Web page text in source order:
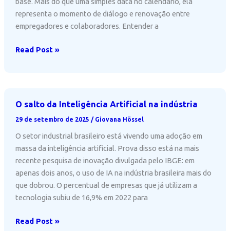
meio
ambiente
representa o momento de diálogo e renovação entre
empregadores e colaboradores. Entender a
Data-
das
relações
de
trabalho
Read Post »
O salto da Inteligência Artificial na indústria
29 de setembro de 2025 / Giovana Hössel
O setor industrial brasileiro está vivendo uma adoção em
massa da inteligência artificial. Prova disso está na mais
recente pesquisa de inovação divulgada pelo IBGE: em
apenas dois anos, o uso de IA na indústria brasileira mais do
que dobrou. O percentual de empresas que já utilizam a
tecnologia subiu de 16,9% em 2022 para
O
Read Post »